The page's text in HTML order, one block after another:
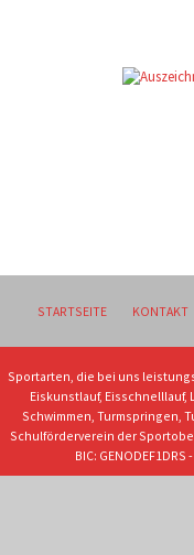
STARTSEITE KONTAKT
Sportarten, die bei uns
Eiskunstlauf,
Schwimmen, Turmspringen,
Schulförderverein der
BIC: